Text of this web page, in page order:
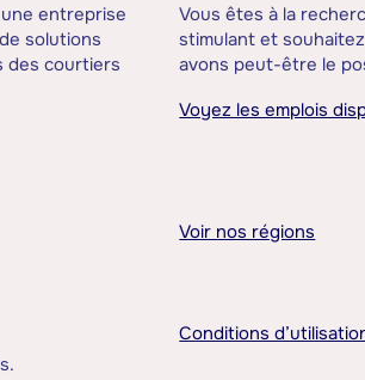
entreprise
solutions
des courtiers
Vous êtes à la
stimulant et
avons peut-être le
Voyez les emplois
Voir nos régions
Conditions